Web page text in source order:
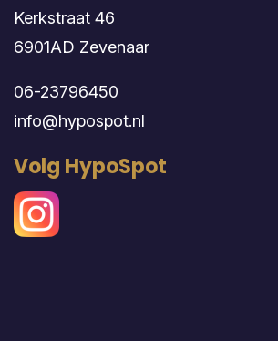
Kerkstraat 46
6901AD Zevenaar
06-23796450
info@hypospot.nl
Volg HypoSpot